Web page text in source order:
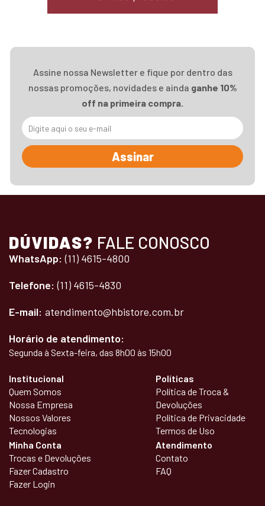
Assine nossa Newsletter e fique por dentro das
nossas promoções, novidades e ainda ganhe 10%
off na primeira compra.
Assinar
DÚVIDAS? FALE CONOSCO
WhatsApp: (11) 4615-4800
Telefone: (11) 4615-4830
E-mail: atendimento@hbistore.com.br
Horário de atendimento:
Segunda à Sexta-feira, das 8h00 às 15h00
Institucional
Quem Somos
Nossa Empresa
Nossos Valores
Tecnologias
Políticas
Política de Troca &
Devoluções
Política de Privacidade
Termos de Uso
Minha Conta
Trocas e Devoluções
Fazer Cadastro
Fazer Login
Atendimento
Contato
FAQ